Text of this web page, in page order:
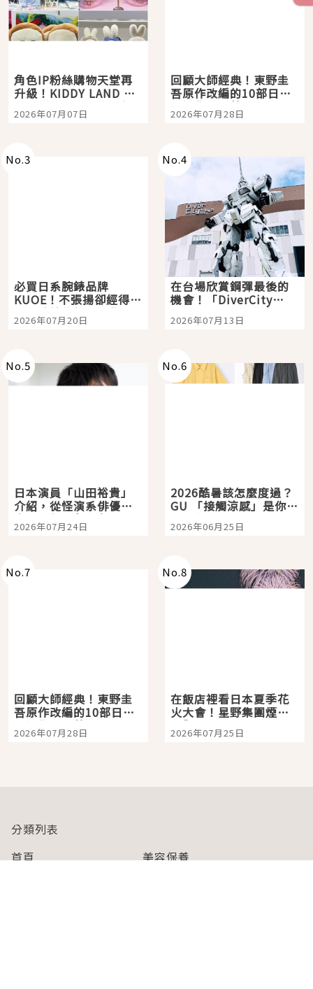
角色IP粉絲購物天堂再
升級！KIDDY LAND 原
宿店吉伊卡哇迎客，新
開幕 OMOKADO 店3分
2026年07月07日
回顧大師經典！東野圭
吾原作改編的10部日本
影視作品推薦
2026年07月28日
No.3
必買日系腕錶品牌
KUOE！不張揚卻經得起
時間洗鍊的經典之作五
選
2026年07月20日
No.4
在台場欣賞鋼彈最後的
機會！「DiverCity
Tokyo Plaza」搭船、
購物、美食及夜景，一
2026年07月13日
No.5
日本演員「山田裕貴」
介紹，從怪演系俳優走
向國民級日劇主角
2026年07月24日
No.6
2026酷暑該怎麼度過？
GU 「接觸涼感」是你的
夏日救星
2026年06月25日
No.7
回顧大師經典！東野圭
吾原作改編的10部日本
影視作品推薦
2026年07月28日
No.8
在飯店裡看日本夏季花
火大會！星野集團煙火
景觀飯店6選，讓你不用
人擠人悠閒欣賞
2026年07月25日
分類列表
首頁
美容保養